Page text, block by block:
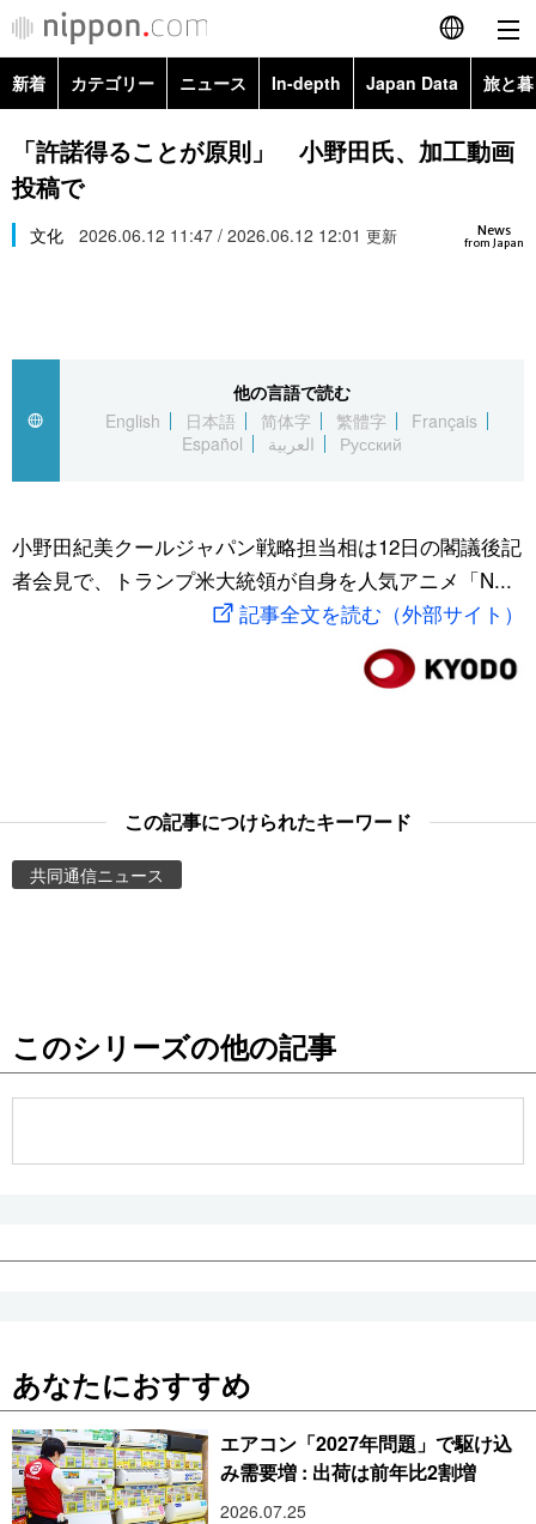
English
简体字
Русский
カテゴリー
経済・ビジネス
国際
文化
トップ
アーカイブ
In-depth
Japan Data
動画/Live
お知らせ
新着 カテゴリー ニュース In-depth Japan Data 旅と
政治・外交
経済・ビジネス
スポーツ・東京2020
Topics
「許諾得ることが原則」 小野田氏、加工動画
投稿で
News
from Japan
文化 2026.06.12 11:47 / 2026.06.12 12:01 更新
他の言語で読む
English
日本語 简体字 繁體字
Français
Español
العربية Русский
小野田紀美クールジャパン戦略担当相は12日の閣議後記
者会見で、トランプ米大統領が自身を人気アニメ「N...
記事全文を読む（外部サイト）
この記事につけられたキーワード
共同通信ニュース
このシリーズの他の記事
あなたにおすすめ
エアコン「2027年問題」で駆け込
み需要増 : 出荷は前年比2割増
2026.07.25